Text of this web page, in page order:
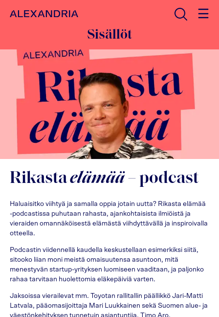
Etusivulle Avaa haku
Sisällöt
Rikastaelämää– podcast
Haluaisitko viihtyä ja samalla oppia jotain uutta? Rikasta elämää
-podcastissa puhutaan rahasta, ajankohtaisista ilmiöistä ja
vieraiden omannäköisestä elämästä viihdyttävällä ja inspiroivalla
otteella.
Podcastin viidennellä kaudella keskustellaan esimerkiksi siitä,
sitooko liian moni meistä omaisuutensa asuntoon, mitä
menestyvän startup-yrityksen luomiseen vaaditaan, ja paljonko
rahaa tarvitaan huolettomia eläkepäiviä varten.
Jaksoissa vierailevat mm. Toyotan rallitallin päällikkö Jari-Matti
Latvala, pääomasijoittaja Mari Luukkainen sekä Suomen alue- ja
väestönkehityksen tunnetuin asiantuntija, Timo Aro.